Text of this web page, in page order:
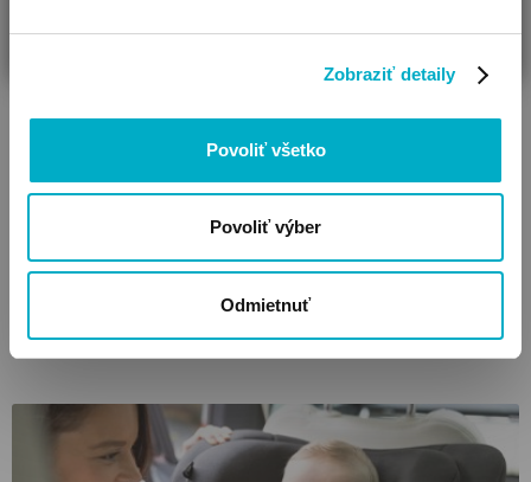
Zobraziť detaily
Povoliť všetko
Povoliť výber
Odmietnuť
10.67 €
Výpredaj zásob!